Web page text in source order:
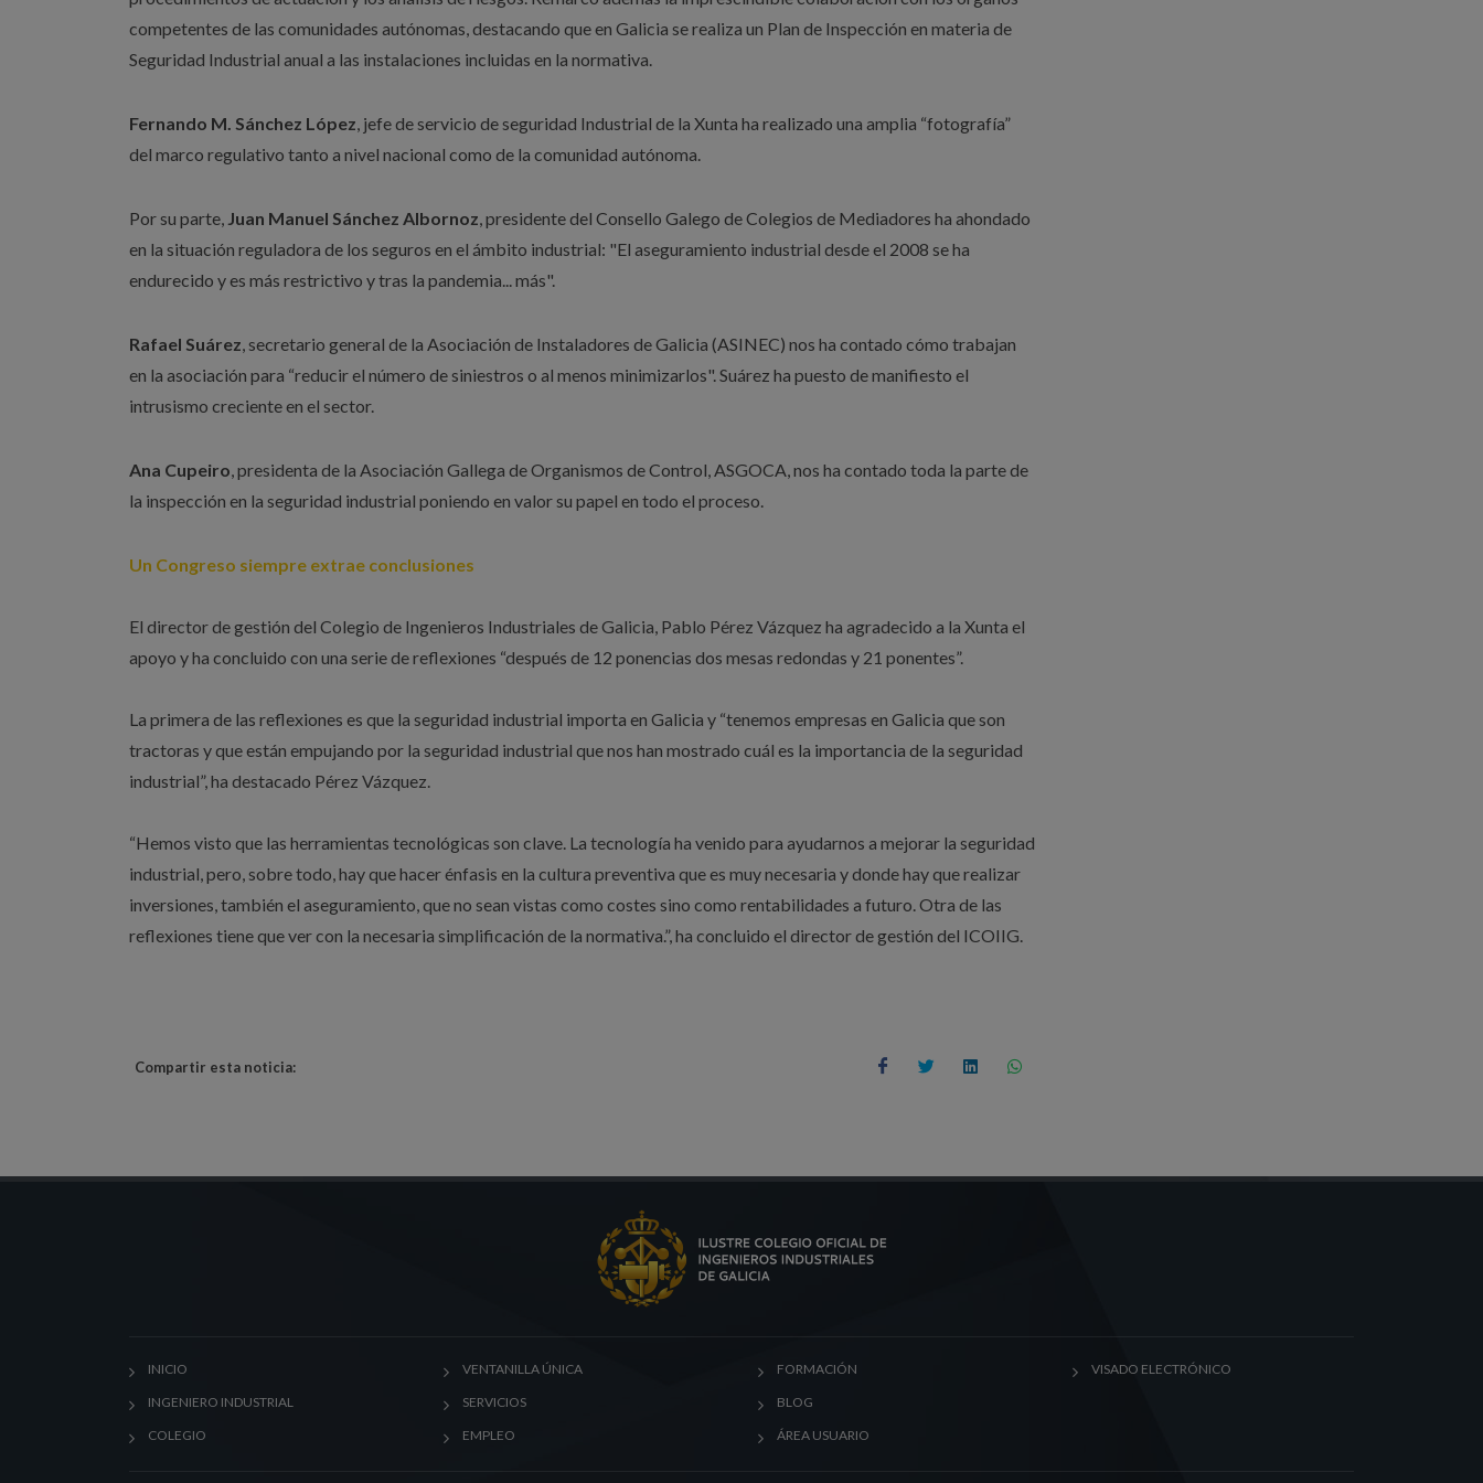
competentes de las comunidades autónomas, destacando que en Galicia se realiza un Plan de Inspección en materia de
Seguridad Industrial anual a las instalaciones incluidas en la normativa.
Fernando M. Sánchez López, jefe de servicio de seguridad Industrial de la Xunta ha realizado una amplia “fotografía”
del marco regulativo tanto a nivel nacional como de la comunidad autónoma.
Por su parte, Juan Manuel Sánchez Albornoz, presidente del Consello Galego de Colegios de Mediadores ha ahondado
en la situación reguladora de los seguros en el ámbito industrial: "El aseguramiento industrial desde el 2008 se ha
endurecido y es más restrictivo y tras la pandemia... más".
Rafael Suárez, secretario general de la Asociación de Instaladores de Galicia (ASINEC) nos ha contado cómo trabajan
en la asociación para “reducir el número de siniestros o al menos minimizarlos". Suárez ha puesto de manifiesto el
intrusismo creciente en el sector.
Ana Cupeiro, presidenta de la Asociación Gallega de Organismos de Control, ASGOCA, nos ha contado toda la parte de
la inspección en la seguridad industrial poniendo en valor su papel en todo el proceso.
Un Congreso siempre extrae conclusiones
El director de gestión del Colegio de Ingenieros Industriales de Galicia, Pablo Pérez Vázquez ha agradecido a la Xunta el
apoyo y ha concluido con una serie de reflexiones “después de 12 ponencias dos mesas redondas y 21 ponentes”.
La primera de las reflexiones es que la seguridad industrial importa en Galicia y “tenemos empresas en Galicia que son
tractoras y que están empujando por la seguridad industrial que nos han mostrado cuál es la importancia de la seguridad
industrial”, ha destacado Pérez Vázquez.
“Hemos visto que las herramientas tecnológicas son clave. La tecnología ha venido para ayudarnos a mejorar la seguridad
industrial, pero, sobre todo, hay que hacer énfasis en la cultura preventiva que es muy necesaria y donde hay que realizar
inversiones, también el aseguramiento, que no sean vistas como costes sino como rentabilidades a futuro. Otra de las
reflexiones tiene que ver con la necesaria simplificación de la normativa.”, ha concluido el director de gestión del ICOIIG.
Compartir esta noticia:
INICIO
INGENIERO INDUSTRIAL
COLEGIO
VENTANILLA ÚNICA
SERVICIOS
EMPLEO
FORMACIÓN
BLOG
ÁREA USUARIO
VISADO ELECTRÓNICO